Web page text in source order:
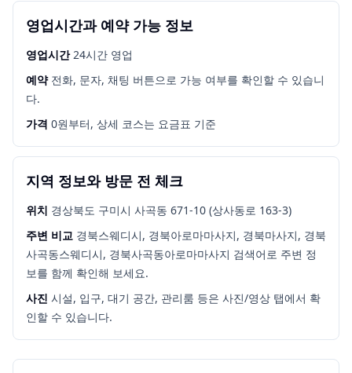
영업시간과 예약 가능 정보
영업시간24시간 영업
예약 전화, 문자, 채팅 버튼으로 가능 여부를 확인할 수 있습니
다.
가격 0원부터, 상세 코스는 요금표 기준
지역 정보와 방문 전 체크
위치 경상북도 구미시 사곡동 671-10 (상사동로 163-3)
주변 비교 경북스웨디시, 경북아로마마사지, 경북마사지, 경북
사곡동스웨디시, 경북사곡동아로마마사지 검색어로 주변 정
보를 함께 확인해 보세요.
사진 시설, 입구, 대기 공간, 관리룸 등은 사진/영상 탭에서 확
인할 수 있습니다.